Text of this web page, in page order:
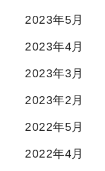
2023年5月
2023年4月
2023年3月
2023年2月
2022年5月
2022年4月